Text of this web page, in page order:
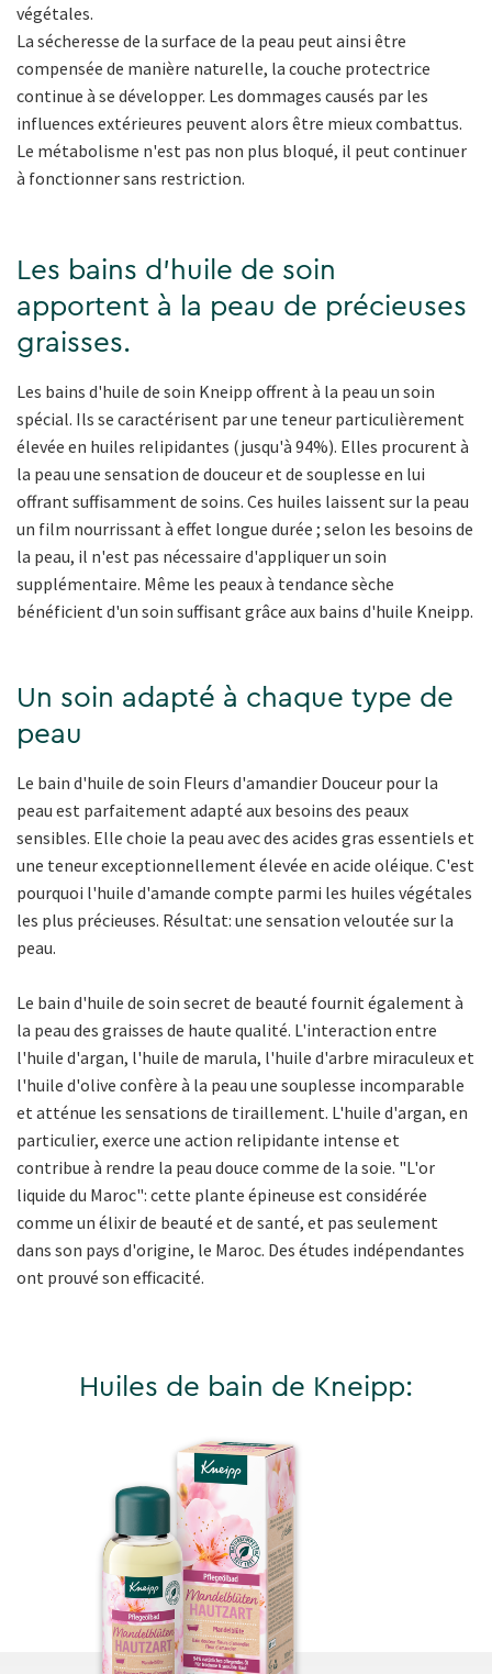
végétales.
La sécheresse de la surface de la peau peut ainsi être
compensée de manière naturelle, la couche protectrice
continue à se développer. Les dommages causés par les
influences extérieures peuvent alors être mieux combattus.
Le métabolisme n'est pas non plus bloqué, il peut continuer
à fonctionner sans restriction.
Les bains d'huile de soin
apportent à la peau de précieuses
graisses.
Les bains d'huile de soin Kneipp offrent à la peau un soin
spécial. Ils se caractérisent par une teneur particulièrement
élevée en huiles relipidantes (jusqu'à 94%). Elles procurent à
la peau une sensation de douceur et de souplesse en lui
offrant suffisamment de soins. Ces huiles laissent sur la peau
un film nourrissant à effet longue durée ; selon les besoins de
la peau, il n'est pas nécessaire d'appliquer un soin
supplémentaire. Même les peaux à tendance sèche
bénéficient d'un soin suffisant grâce aux bains d'huile Kneipp.
Un soin adapté à chaque type de
peau
Le bain d'huile de soin Fleurs d'amandier Douceur pour la
peau est parfaitement adapté aux besoins des peaux
sensibles. Elle choie la peau avec des acides gras essentiels et
une teneur exceptionnellement élevée en acide oléique. C'est
pourquoi l'huile d'amande compte parmi les huiles végétales
les plus précieuses. Résultat: une sensation veloutée sur la
peau.
Le bain d'huile de soin secret de beauté fournit également à
la peau des graisses de haute qualité. L'interaction entre
l'huile d'argan, l'huile de marula, l'huile d'arbre miraculeux et
l'huile d'olive confère à la peau une souplesse incomparable
et atténue les sensations de tiraillement. L'huile d'argan, en
particulier, exerce une action relipidante intense et
contribue à rendre la peau douce comme de la soie. "L'or
liquide du Maroc": cette plante épineuse est considérée
comme un élixir de beauté et de santé, et pas seulement
dans son pays d'origine, le Maroc. Des études indépendantes
ont prouvé son efficacité.
Huiles de bain de Kneipp: